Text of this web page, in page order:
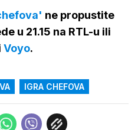
ne propustite
u 21.15 na RTL-u ili
Voyo.
IGRA CHEFOVA